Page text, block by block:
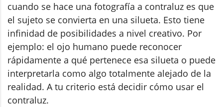
cuando se hace una fotografía a contraluz es que
el sujeto se convierta en una silueta. Esto tiene
infinidad de posibilidades a nivel creativo. Por
ejemplo: el ojo humano puede reconocer
rápidamente a qué pertenece esa silueta o puede
interpretarla como algo totalmente alejado de la
realidad. A tu criterio está decidir cómo usar el
contraluz.